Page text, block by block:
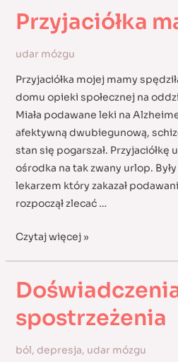
Przyjaciółka
udar mózgu
Przyjaciółka mojej mamy
domu opieki społecznej na
Miała podawane leki na
afektywną dwubiegunową,
stan się pogarszał. Przyjaciółkę
ośrodka na tak zwany urlop.
lekarzem który zakazał
rozpoczął zlecać …
Przyjaciółka
Czytaj więcej »
spostrzeżenia
ból, depresja, udar mózgu